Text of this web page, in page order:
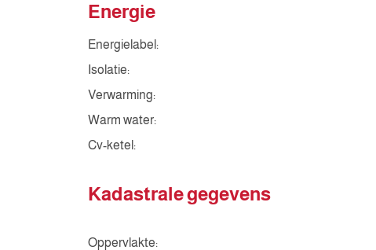
Energie
Energielabel:
Isolatie:
Verwarming:
Warm water:
Cv-ketel:
Kadastrale gegevens
Oppervlakte: